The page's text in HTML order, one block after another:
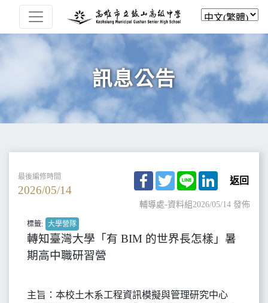
訊息公告
最後編修時間
2026/05/14
Facebook
TwitterLine LinkedIn
返回
輔導處-資料組2026/05/14 發佈
標籤: 大學營隊
轉知臺灣大學「有 BIM 的世界長怎樣」暑
期高中職研習營
主旨：本校土木系工程資訊模擬與管理研究中心